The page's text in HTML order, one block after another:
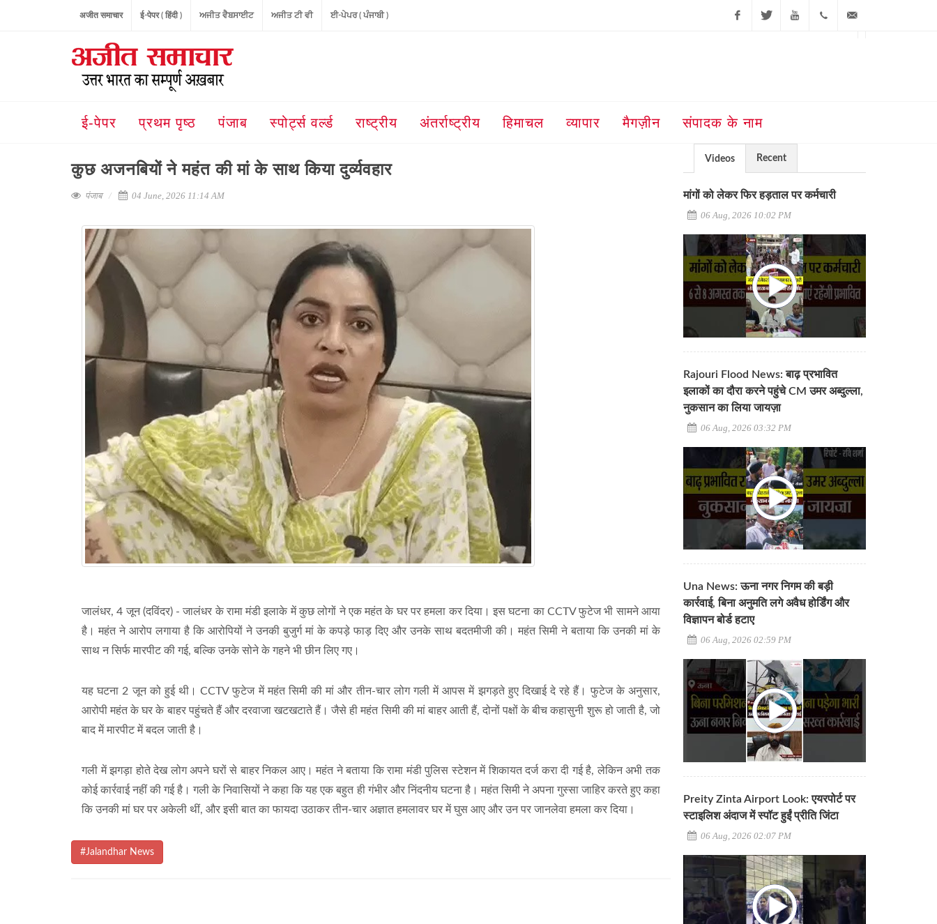
अजीत समाचार ई-पेपर ( हिंदी ) ਅਜੀਤ ਵੈਬਸਾਈਟ ਅਜੀਤ ਟੀ ਵੀ ਈ-ਪੇਪਰ ( ਪੰਜਾਬੀ )
ई-पेपर प्रथम पृष्ठ पंजाब स्पोर्ट्स वर्ल्ड राष्ट्रीय अंतर्राष्ट्रीय हिमाचल व्यापार मैगज़ीन संपादक के नाम
कुछ अजनबियों ने महंत की मां के साथ किया दुर्व्यवहार
पंजाब 04 June, 2026 11:14 AM
जालंधर, 4 जून (दविंदर) - जालंधर के रामा मंडी इलाके में कुछ लोगों ने एक महंत के घर पर हमला कर दिया। इस घटना का CCTV फुटेज भी सामने आया
है। महंत ने आरोप लगाया है कि आरोपियों ने उनकी बुजुर्ग मां के कपड़े फाड़ दिए और उनके साथ बदतमीजी की। महंत सिमी ने बताया कि उनकी मां के
साथ न सिर्फ मारपीट की गई, बल्कि उनके सोने के गहने भी छीन लिए गए।
यह घटना 2 जून को हुई थी। CCTV फुटेज में महंत सिमी की मां और तीन-चार लोग गली में आपस में झगड़ते हुए दिखाई दे रहे हैं। फुटेज के अनुसार,
आरोपी महंत के घर के बाहर पहुंचते हैं और दरवाजा खटखटाते हैं। जैसे ही महंत सिमी की मां बाहर आती हैं, दोनों पक्षों के बीच कहासुनी शुरू हो जाती है, जो
बाद में मारपीट में बदल जाती है।
गली में झगड़ा होते देख लोग अपने घरों से बाहर निकल आए। महंत ने बताया कि रामा मंडी पुलिस स्टेशन में शिकायत दर्ज करा दी गई है, लेकिन अभी तक
कोई कार्रवाई नहीं की गई है। गली के निवासियों ने कहा कि यह एक बहुत ही गंभीर और निंदनीय घटना है। महंत सिमी ने अपना गुस्सा जाहिर करते हुए कहा
कि उनकी मां घर पर अकेली थीं, और इसी बात का फायदा उठाकर तीन-चार अज्ञात हमलावर घर में घुस आए और उन पर जानलेवा हमला कर दिया।
#Jalandhar News
Videos Recent
मांगों को लेकर फिर हड़ताल पर कर्मचारी
06 Aug, 2026 10:02 PM
Rajouri Flood News: बाढ़ प्रभावित
इलाकों का दौरा करने पहुंचे CM उमर अब्दुल्ला,
नुकसान का लिया जायज़ा
06 Aug, 2026 03:32 PM
Una News: ऊना नगर निगम की बड़ी
कार्रवाई, बिना अनुमति लगे अवैध होर्डिंग और
विज्ञापन बोर्ड हटाए
06 Aug, 2026 02:59 PM
Preity Zinta Airport Look: एयरपोर्ट पर
स्टाइलिश अंदाज में स्पॉट हुईं प्रीति जिंटा
06 Aug, 2026 02:07 PM